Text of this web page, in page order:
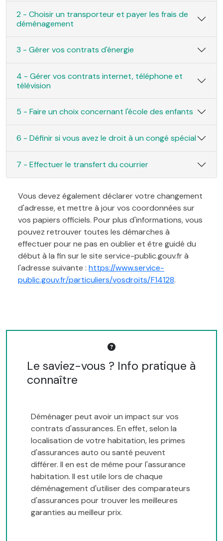
2 - Choisir un transporteur et payer les frais de
déménagement
3 - Gérer vos contrats d'énergie
4 - Gérer vos contrats internet, téléphone et
télévision
5 - Faire un choix concernant l'école des enfants
6 - Définir si vous avez le droit à un congé spécial
7 - Effectuer le transfert du courrier
Vous devez également déclarer votre changement
d'adresse, et mettre à jour vos coordonnées sur
vos papiers officiels. Pour plus d'informations, vous
pouvez retrouver toutes les démarches à
effectuer pour ne pas en oublier et être guidé du
début à la fin sur le site service-public.gouv.fr à
l'adresse suivante : https://www.service-
public.gouv.fr/particuliers/vosdroits/F14128.
Le saviez-vous ? Info pratique à
connaître
Déménager peut avoir un impact sur vos
contrats d'assurances. En effet, selon la
localisation de votre habitation, les primes
d'assurances auto ou santé peuvent
différer. Il en est de même pour l'assurance
habitation. Il est utile lors de chaque
déménagement d'utiliser des comparateurs
d'assurances pour trouver les meilleures
garanties au meilleur prix.